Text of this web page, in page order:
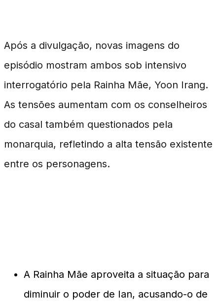
Após a divulgação, novas imagens do
episódio mostram ambos sob intensivo
interrogatório pela Rainha Mãe, Yoon Irang.
As tensões aumentam com os conselheiros
do casal também questionados pela
monarquia, refletindo a alta tensão existente
entre os personagens.
A Rainha Mãe aproveita a situação para
diminuir o poder de Ian, acusando-o de